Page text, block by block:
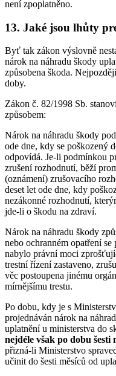
není zpoplatněno.
13. Jaké jsou lhůty
Byť tak zákon výslovně
nárok na náhradu škody
způsobena škoda.
doby.
Zákon č. 82/1998 Sb.
způsobem:
Nárok na náhradu škody
ode dne, kdy se poškozený
odpovídá. Je-li podmínkou
zrušení rozhodnutí, běží
(oznámení) zrušovacího
deset let ode dne, kdy
nezákonné rozhodnutí,
jde-li o škodu na zdraví.
Nárok na náhradu škody
nebo ochranném opatření
nabylo právní moci
trestní řízení zastaveno,
věc postoupena jinému
mírnějšímu trestu.
Po dobu, kdy je s
projednáván nárok na
uplatnění u ministerstva do
nejdéle však po dobu šesti
přizná-li Ministerstvo
učinit do šesti měsíců od